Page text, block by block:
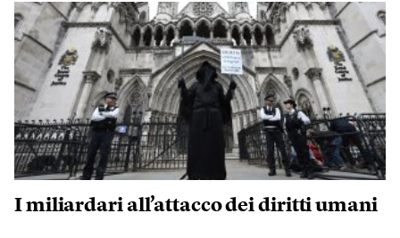
I miliardari all’attacco dei diritti umani